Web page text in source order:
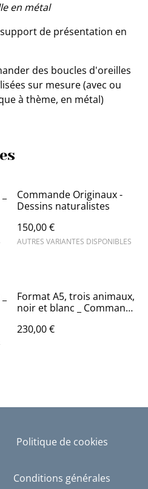
en métal
de présentation en
des boucles d'oreilles
sur mesure (avec ou
à thème, en métal)
Commande Originaux -
Dessins naturalistes
150,00 €
AUTRES VARIANTES DISPONIBLES
Format A5, trois animaux,
noir et blanc _ Commande
naturaliste
230,00 €
Politique de cookies
Conditions générales